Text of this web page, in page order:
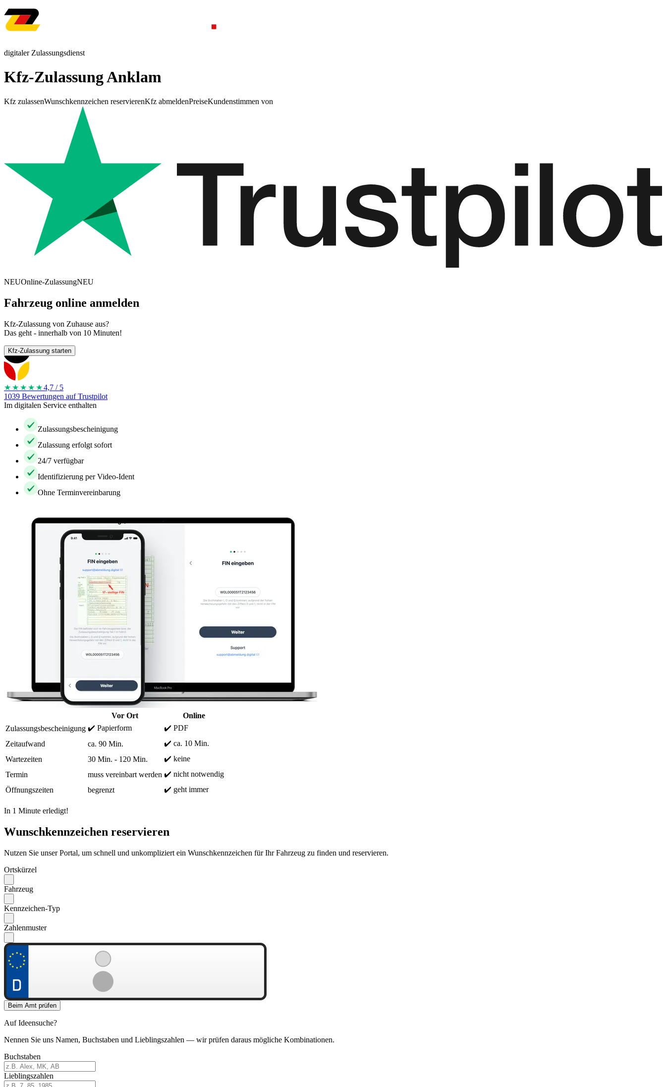
digitaler Zulassungsdienst
Kfz-Zulassung Anklam
Kfz zulassenWunschkennzeichen reservierenKfz abmeldenPreiseKundenstimmen von
NEUOnline-ZulassungNEU
Fahrzeug online anmelden
Kfz-Zulassung von Zuhause aus?
Das geht - innerhalb von 10 Minuten!
Kfz-Zulassung starten
★★★★ ★4,7 / 5
1039 Bewertungen auf Trustpilot
Im digitalen Service enthalten
Zulassungsbescheinigung
Zulassung erfolgt sofort
24/7 verfügbar
Identifizierung per Video-Ident
Ohne Terminvereinbarung
Vor Ort
Online
Zulassungsbescheinigung ✔️ Papierform
✔️ PDF
Zeitaufwand
ca. 90 Min.
✔️ ca. 10 Min.
Wartezeiten
30 Min. - 120 Min.
✔️ keine
Termin
muss vereinbart werden ✔️ nicht notwendig
Öffnungszeiten
begrenzt ✔️ geht immer
In 1 Minute erledigt!
Wunschkennzeichen reservieren
Nutzen Sie unser Portal, um schnell und unkompliziert ein Wunschkennzeichen für Ihr Fahrzeug zu finden und reservieren.
Ortskürzel
Fahrzeug
Kennzeichen-Typ
Zahlenmuster
Beim Amt prüfen
Auf Ideensuche?
Nennen Sie uns Namen, Buchstaben und Lieblingszahlen — wir prüfen daraus mögliche Kombinationen.
Buchstaben
Lieblingszahlen